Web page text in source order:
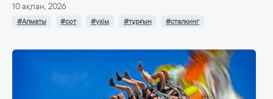
10 ақпан, 2026
#Алматы #сот #үкім #тұрғын #сталкинг